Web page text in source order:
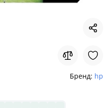
Бренд: hp